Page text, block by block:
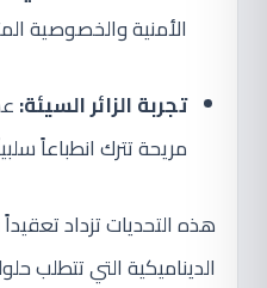
الأمنية والخصوصية
تجربة الزائر السيئة:
مريحة تترك انطباعاً
هذه التحديات تزداد
الديناميكية التي تتطلب